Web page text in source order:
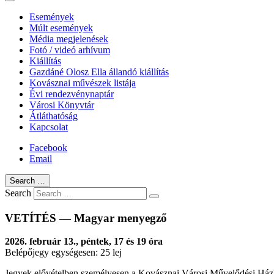
Események
Múlt események
Média megjelenések
Fotó / videó arhívum
Kiállítás
Gazdáné Olosz Ella állandó kiállítás
Kovásznai művészek listája
Évi rendezvénynaptár
Városi Könyvtár
Átláthatóság
Kapcsolat
Facebook
Email
Search …
Search
VETÍTÉS — Magyar menyegző
2026. február 13., péntek, 17 és 19 óra
Belépőjegy egységesen: 25 lej